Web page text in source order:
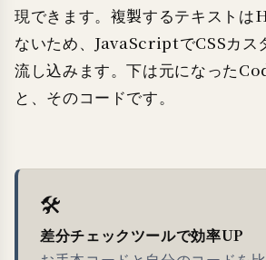
現できます。複製するテキストは
ないため、JavaScriptでCSSカス
流し込みます。下は元になった
と、そのコードです。
🛠
差分チェックツールで効率UP